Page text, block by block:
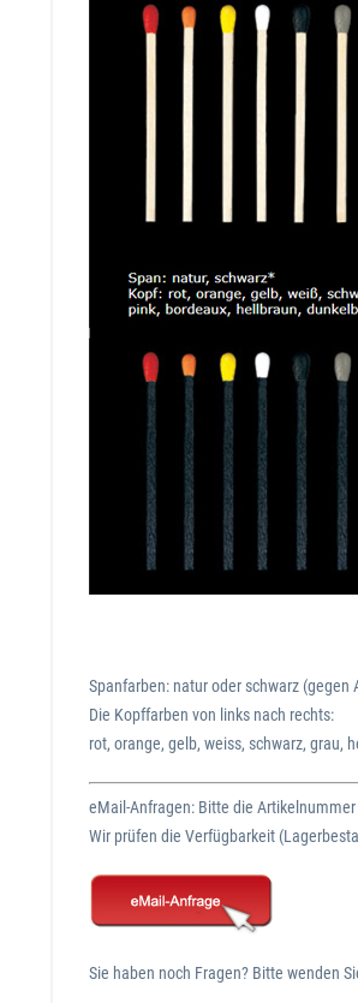
Spanfarben: natur oder schwarz (gegen
Die Kopffarben von links nach rechts:
rot, orange, gelb, weiss, schwarz, grau,
eMail-Anfragen: Bitte die
Wir prüfen die Verfügbarkeit
Sie haben noch Fragen? Bitte wenden